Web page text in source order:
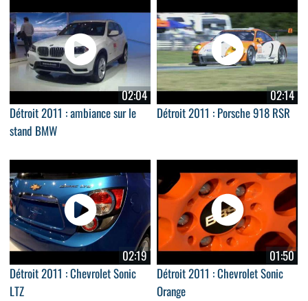
02:04
Détroit 2011 : ambiance sur le
stand BMW
02:14
Détroit 2011 : Porsche 918 RSR
02:19
Détroit 2011 : Chevrolet Sonic
LTZ
01:50
Détroit 2011 : Chevrolet Sonic
Orange